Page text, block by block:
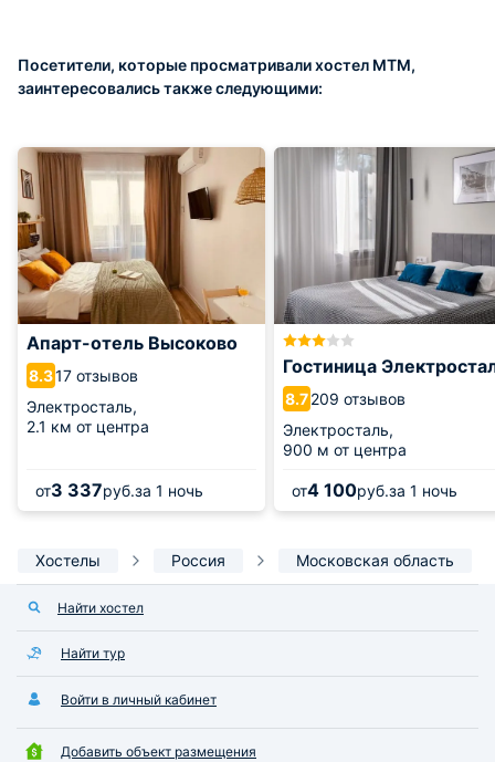
Посетители, которые просматривали хостел MTM,
заинтересовались также следующими:
Апарт-отель Высоково
8.317 отзывов
Электросталь,
2.1 км от центра
от3 337руб.за 1 ночь
Гостиница
8.7209 отзывов
Электросталь,
900 м от центра
от4 100руб.за 1 ночь
Хостелы Россия Московская область
Найти хостел
Найти тур
Войти в личный кабинет
Добавить объект размещения